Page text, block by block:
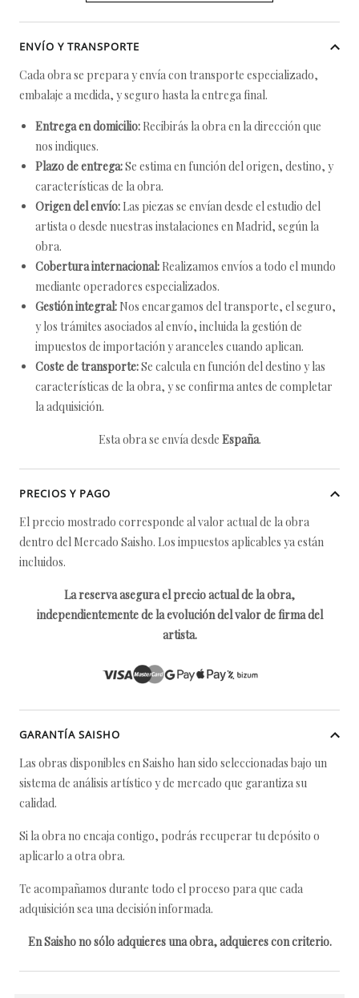
ENVÍO Y TRANSPORTE
Cada obra se prepara y envía con transporte especializado,
embalaje a medida, y seguro hasta la entrega final.
Entrega en domicilio: Recibirás la obra en la dirección que
nos indiques.
Plazo de entrega:Se estima en función del origen, destino, y
características de la obra.
Origen del envío: Las piezas se envían desde el estudio del
artista o desde nuestras instalaciones en Madrid, según la
obra.
Cobertura internacional: Realizamos envíos a todo el mundo
mediante operadores especializados.
Gestión integral: Nos encargamos del transporte, el seguro,
y los trámites asociados al envío, incluida la gestión de
impuestos de importación y aranceles cuando aplican.
Coste de transporte:Se calcula en función del destino y las
características de la obra, y se confirma antes de completar
la adquisición.
Esta obra se envía desde España.
PRECIOS Y PAGO
El precio mostrado corresponde al valor actual de la obra
dentro del Mercado Saisho. Los impuestos aplicables ya están
incluidos.
La reserva asegura el precio actual de la obra,
independientemente de la evolución del valor de firma del
artista.
GARANTÍA SAISHO
Las obras disponibles en Saisho han sido seleccionadas bajo un
sistema de análisis artístico y de mercado que garantiza su
calidad.
Si la obra no encaja contigo, podrás recuperar tu depósito o
aplicarlo a otra obra.
Te acompañamos durante todo el proceso para que cada
adquisición sea una decisión informada.
En Saisho no sólo adquieres una obra, adquieres con criterio.